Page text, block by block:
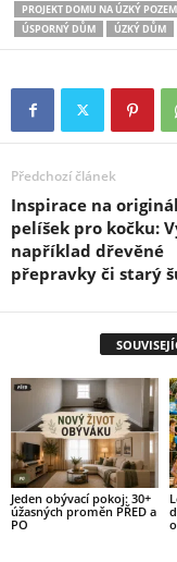
PROJEKT DOMU NA ÚZKÝ
ÚSPORNÝ DŮM
ÚZKÝ DŮM
Předchozí článek
Inspirace na
pelíšek pro kočku:
například dřevěné
přepravky či starý
Jeden obývací pokoj: 30+
úžasných proměn PŘED a
PO